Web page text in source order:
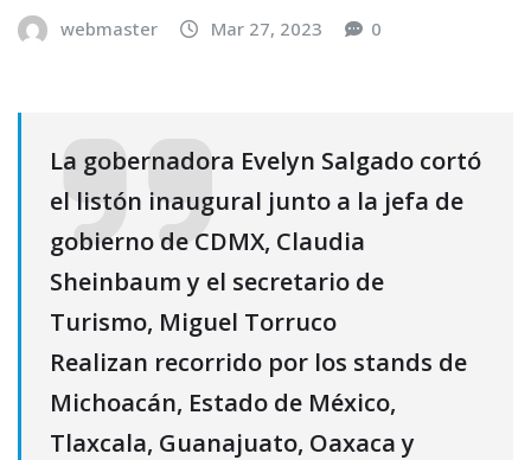
webmaster Mar 27, 2023 0
La gobernadora Evelyn Salgado cortó
el listón inaugural junto a la jefa de
gobierno de CDMX, Claudia
Sheinbaum y el secretario de
Turismo, Miguel Torruco
Realizan recorrido por los stands de
Michoacán, Estado de México,
Tlaxcala, Guanajuato, Oaxaca y